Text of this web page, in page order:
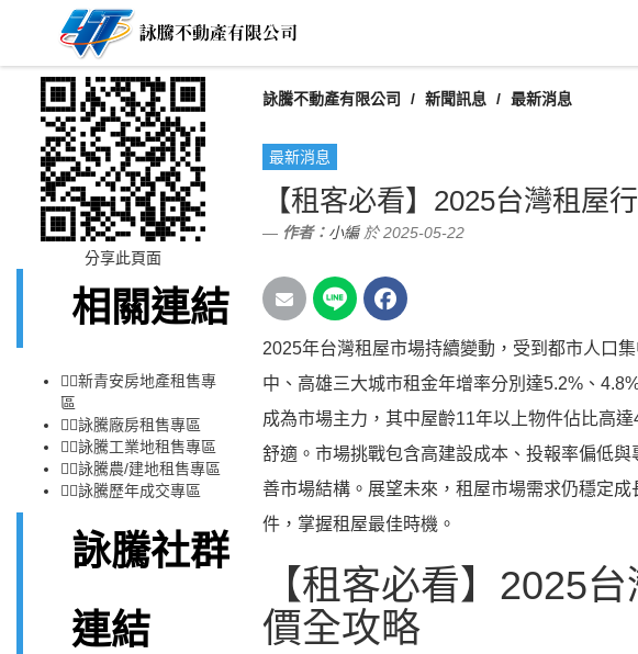
詠騰不動產有限公司 新聞訊息 最新消息
最新消息
【租客必看】2025台灣租屋
作者： 小編於 2025-05-22
2025年台灣租屋市場持續變動，受到都市人口
中、高雄三大城市租金年增率分別達5.2%、
成為市場主力，其中屋齡11年以上物件佔比高
舒適。市場挑戰包含高建設成本、投報率偏低
善市場結構。展望未來，租屋市場需求仍穩定
件，掌握租屋最佳時機。
【租客必看】2025
價全攻略
分享此頁面
相關連結
👉🏻新青安房地產租售專
區
👉🏻詠騰廠房租售專區
👉🏻詠騰工業地租售專區
👉🏻詠騰農/建地租售專區
👉🏻詠騰歷年成交專區
詠騰社群
連結